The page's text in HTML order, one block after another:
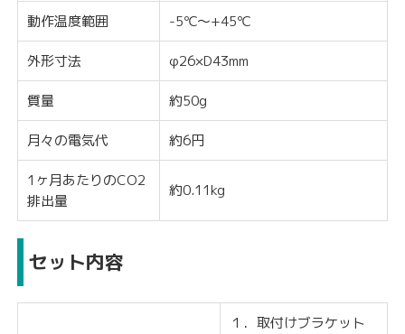
動作温度範囲 -5℃〜+45℃
外形寸法 φ26×D43mm
質量 約50g
月々の電気代 約6円
1ヶ月あたりのCO2
排出量
約0.11kg
セット内容
１．取付けブラケット